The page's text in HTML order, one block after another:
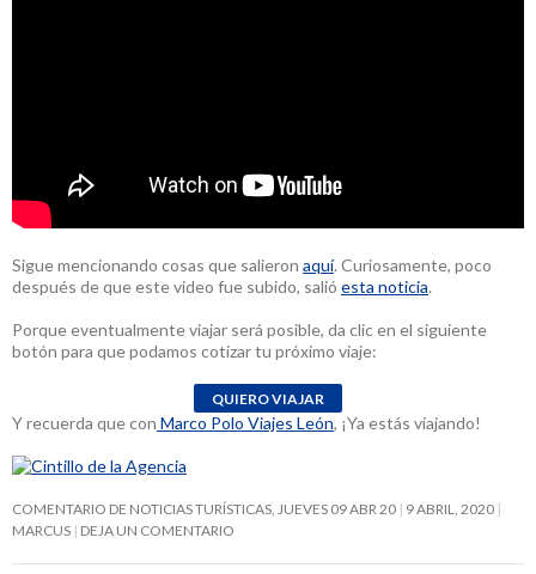
Sigue mencionando cosas que salieron aquí. Curiosamente, poco
después de que este video fue subido, salió esta noticia.
Porque eventualmente viajar será posible, da clic en el siguiente
botón para que podamos cotizar tu próximo viaje:
Y recuerda que con Marco Polo Viajes León, ¡Ya estás viajando!
COMENTARIO DE NOTICIAS TURÍSTICAS, JUEVES 09 ABR 20 9 ABRIL, 2020
MARCUS DEJA UN COMENTARIO